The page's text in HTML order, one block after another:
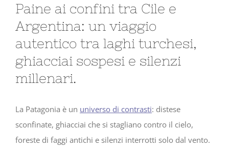
Paine ai confini tra Cile e
Argentina: un viaggio
autentico tra laghi turchesi,
ghiacciai sospesi e silenzi
millenari.
La Patagonia è un universo di contrasti: distese
sconfinate, ghiacciai che si stagliano contro il cielo,
foreste di faggi antichi e silenzi interrotti solo dal vento.